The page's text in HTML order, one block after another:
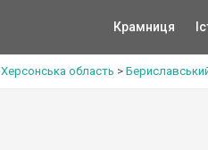
Крамниця
Херсонська область >